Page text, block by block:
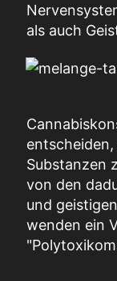
als auch
Substanzen
von den
und
wenden ein